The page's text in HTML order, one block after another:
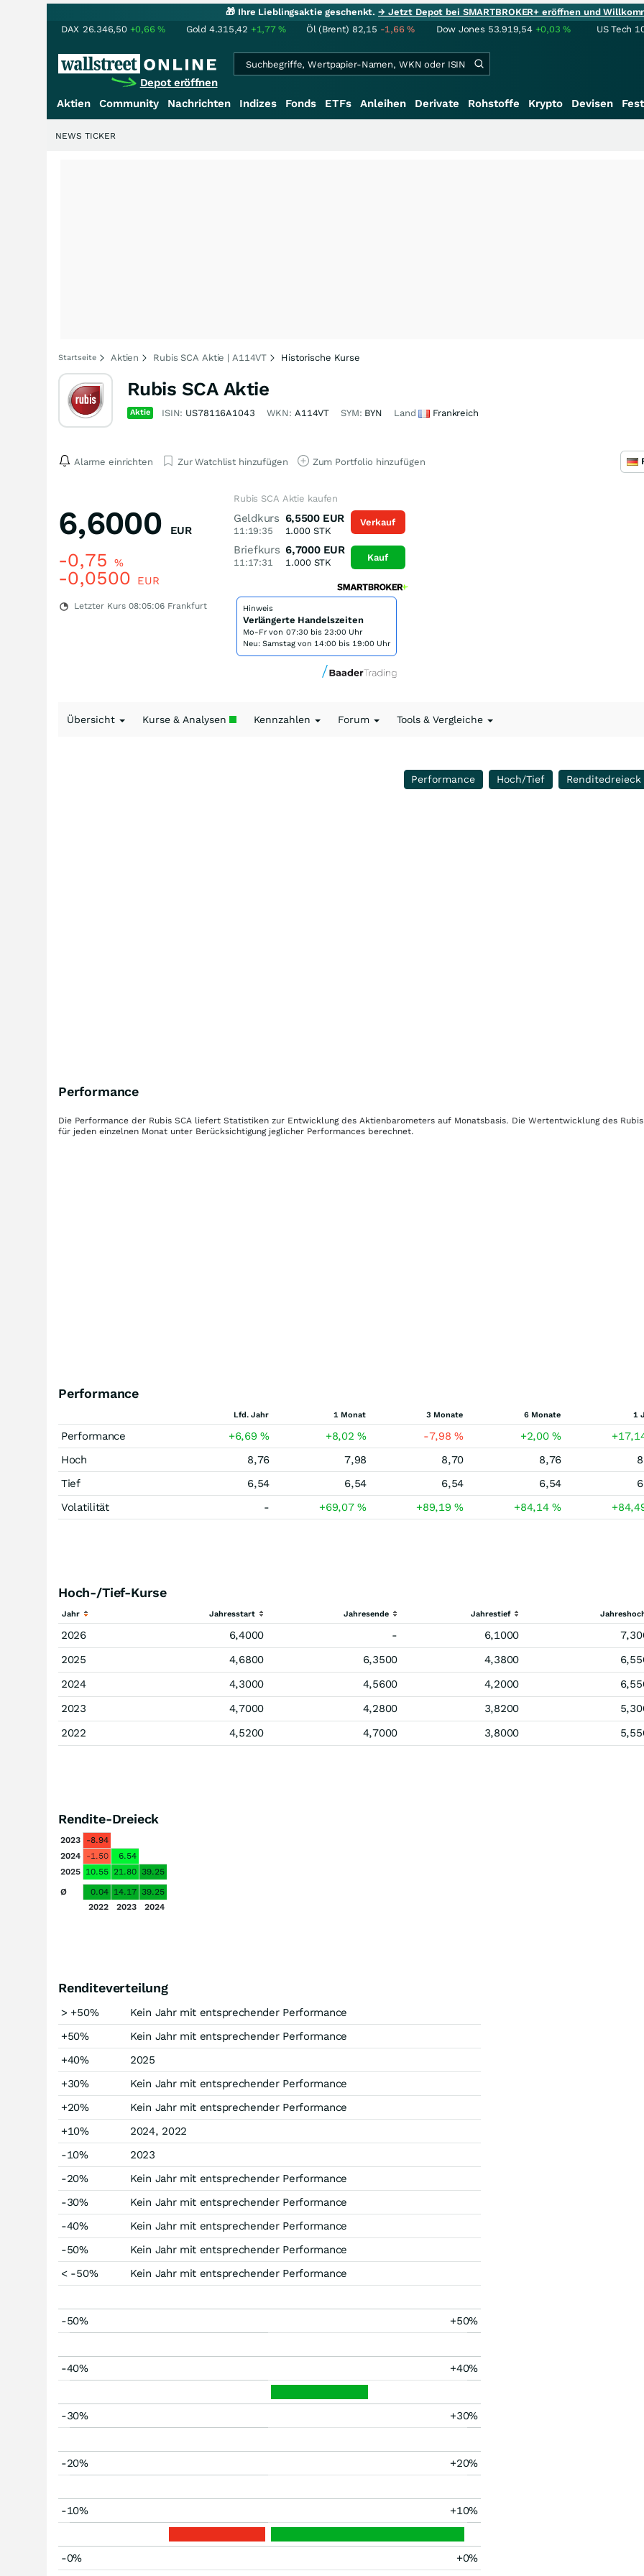
🎁 Ihre Lieblingsaktie geschenkt.→ Jetzt Depot bei SMARTBROKER+ eröffnen und
DAX 26.346,50 +0,66% Gold 4.315,42 +1,77% Öl (Brent) 82,15 -1,66% Dow Jones 53.919,54 +0,03% US Tech
Depot eröffnen
Aktien Community Nachrichten Indizes Fonds ETFs Anleihen Derivate Rohstoffe Krypto Devisen
NEWS TICKER
Startseite Aktien Rubis SCA Aktie | A114VT Historische Kurse
Rubis SCA Aktie
Aktie ISIN: US78116A1043 WKN: A114VT SYM: BYN Land Frankreich
Alarme einrichten Zur Watchlist hinzufügen Zum Portfolio hinzufügen
6,6000 EUR
-0,75 %
-0,0500 EUR
Letzter Kurs 08:05:06 Frankfurt
Rubis SCA Aktie kaufen
Geldkurs
11:19:35
6,5500 EUR
1.000STK
Briefkurs
11:17:31
6,7000 EUR
1.000STK
Verkauf
Kauf
Hinweis
Verlängerte Handelszeiten
Mo-Fr von 07:30 bis 23:00 Uhr
Neu: Samstag von 14:00 bis 19:00 Uhr
Übersicht Kurse & Analysen Kennzahlen Forum Tools & Vergleiche
Performance Hoch/Tief Renditedreieck
Performance
Die Performance der Rubis SCA liefert Statistiken zur Entwicklung des Aktienbarometers auf Monatsbasis. Die Wertentwicklung des
für jeden einzelnen Monat unter Berücksichtigung jeglicher Performances berechnet.
Performance
Lfd. Jahr 1 Monat 3 Monate 6 Monate 1
Performance +6,69% +8,02% -7,98% +2,00%
Hoch
8,76 7,98 8,70 8,76
Tief
6,54 6,54 6,54 6,54
Volatilität
- +69,07% +89,19% +84,14%
Hoch-/Tief-Kurse
Jahr Jahresstart Jahresende Jahrestief
2026 6,4000 - 6,1000
2025
4,6800 6,3500 4,3800
2024
4,3000 4,5600 4,2000
2023
4,7000 4,2800 3,8200
2022
4,5200 4,7000 3,8000
Rendite-Dreieck
2023
-8.94
2024
-1.50
6.54
2025 10.55 21.80 39.25
Ø
0.04 14.17 39.25
2022
2023 2024
Renditeverteilung
> +50%
Kein Jahr mit entsprechender Performance
+50%
Kein Jahr mit entsprechender Performance
+40%
2025
+30%
Kein Jahr mit entsprechender Performance
+20%
Kein Jahr mit entsprechender Performance
+10%
2024, 2022
-10%
2023
-20%
Kein Jahr mit entsprechender Performance
-30%
Kein Jahr mit entsprechender Performance
-40%
Kein Jahr mit entsprechender Performance
-50%
Kein Jahr mit entsprechender Performance
< -50%
Kein Jahr mit entsprechender Performance
-50% +50%
-40% +40%
-30% +30%
-20% +20%
-10% +10%
-0% +0%